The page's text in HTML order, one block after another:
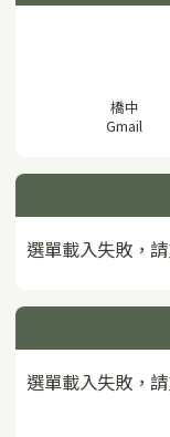
橋中
Gmail (
選單載入失敗，
選單載入失敗，